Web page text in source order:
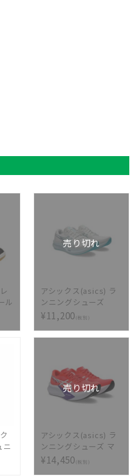
ル
売り切れ
アシックス(asics) ラ
ンニングシューズ
EvoRide Speed 3
1011B969-101
¥11,200(税別)
ニ
売り切れ
アシックス(asics) ラ
ンニングシューズ マ
ジックスピード 4 ワイ
ド 1011B873-600
¥14,450(税別)